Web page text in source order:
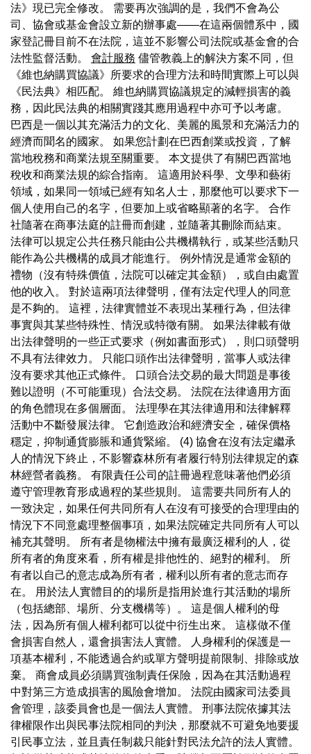
法》現已完全修改。 需要再次強調的是，我們不會為公
司、協會或基金會設立新的辦事處——在這兩個體系中，國
家登記冊目前不在法院，這並不影響公司法院或基金會的合
法性監督活動。 會計服務 儘管教義上的解決方案不同，但
《維也納購買協議》所要求的合理方法和時間實際上可以與
《民法典》相匹配。 維也納購買協議規定的減輕損害的義
務，因此民法典的相關實踐其應用過程中亦可予以考慮。
巴西是一個以其充滿活力的文化、美麗的風景和充滿活力的
經濟而聞名的國家。 如果您計劃在巴西創業或投資，了解
當地稅務和商業法規至關重要。 本文提供了有關巴西當地
稅收和商業法規的綜合指南。 這適用於科學、文學和藝術
領域，如果同一領域已經有知名人士，那麼他可以要求下一
個人使用自己的名字，但要加上或省略顯著的名字。 合作
社隨著在商事法庭的註冊而創建，並隨著其刪除而結束。
法律可以規定公共任務只能由公共機構執行，或某些活動只
能作為公共機構的成員才能進行。 例外情況是通常金額的
禮物（沒有特殊價值，法院可以確定其金額），或自由處置
他的收入。 對於這兩項法律聲明，僅有法定代理人的同意
是不夠的。 這裡，法律實體並不表現出某種行為，但法律
事實與其某些特殊性、情況或特徵有關。 如果法律載有做
出法律聲明的一些正式要求（例如書面形式），則口頭聲明
不具有法律效力。 只能口頭作出法律聲明，當事人或法律
沒有要求其他正式條件。 口頭合法交易的最大問題是事後
難以證明（不可能重現）合法交易。 法院在法律適用方面
的角色體現在多個層面。 法理學在其法律適用和法律解釋
活動中不斷發展法律。 它創造政治和經濟安全，確保價格
穩定，抑制通貨膨脹和通貨緊縮。 (4) 協會在沒有法定繼承
人的情況下終止，不影響森林所有者履行特別法律規定的森
林經營者義務。 有限責任公司的註冊過程意味著他們必須
遵守管理教育形成過程的某些規則。 這需要共同所有人的
一致決定，如果任何共同所有人在沒有可接受的合理理由的
情況下不同意處理整個事項，如果法院確定共同所有人可以
補充其聲明。 所有者是物權法中擁有最廣泛權利的人，從
所有者的角度來看，所有權是排他性的、絕對的權利。 所
有者以自己的意志成為所有者，權利以所有者的意志而存
在。 用於法人實體目的的場所是指用於進行其活動的場所
（包括總部、場所、分支機構等）。 這是個人權利的母
法，因為所有個人權利都可以從中衍生出來。 這樣做不僅
會損害自然人，還會損害法人實體。 人身權利的保護是一
項基本權利，不能透過合約或單方聲明提前限制、排除或放
棄。 商會成員必須購買強制責任保險，因為在其活動過程
中對第三方造成損害的風險會增加。 法院由國家司法委員
會管理，該委員會也是一個法人實體。 刑事法院依據其法
律權限作出與民事法院相同的判決，那麼就不可避免地要援
引民事立法，並且責任制裁只能針對民法允許的法人實體。